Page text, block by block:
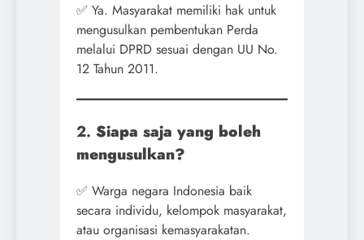
✅ Ya. Masyarakat memiliki hak untuk
mengusulkan pembentukan Perda
melalui DPRD sesuai dengan UU No.
12 Tahun 2011.
2. Siapa saja yang boleh
mengusulkan?
✅ Warga negara Indonesia baik
secara individu, kelompok masyarakat,
atau organisasi kemasyarakatan.